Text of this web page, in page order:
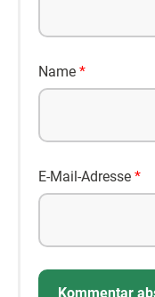
Name *
E-Mail-Adresse *